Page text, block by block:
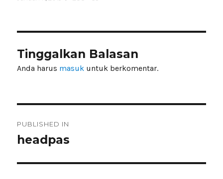
Tinggalkan Balasan
Anda harus masuk untuk berkomentar.
pos
PUBLISHED IN
headpas